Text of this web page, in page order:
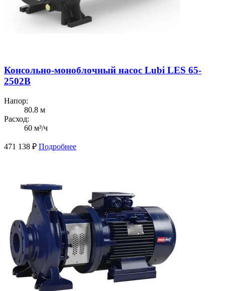
Консольно-моноблочный насос Lubi LES 65-
2502B
Напор:
80.8 м
Расход:
60 м³/ч
471 138 ₽ Подробнее